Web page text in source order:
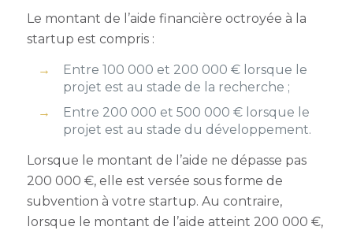
Le montant de l’aide financière octroyée à la
startup est compris :
Entre 100 000 et 200 000 € lorsque le
projet est au stade de la recherche ;
Entre 200 000 et 500 000 € lorsque le
projet est au stade du développement.
Lorsque le montant de l’aide ne dépasse pas
200 000 €, elle est versée sous forme de
subvention à votre startup. Au contraire,
lorsque le montant de l’aide atteint 200 000 €,